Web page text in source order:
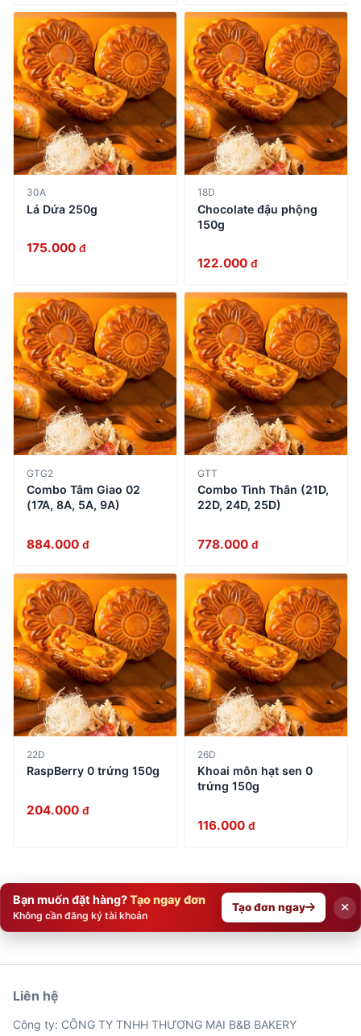
30A
Lá Dứa 250g
175.000 đ
18D
Chocolate đậu phộng
150g
122.000 đ
GTG2
Combo Tâm Giao 02
(17A, 8A, 5A, 9A)
884.000 đ
GTT
Combo Tình Thân (21D,
22D, 24D, 25D)
778.000 đ
22D
RaspBerry 0 trứng 150g
204.000 đ
26D
Khoai môn hạt sen 0
trứng 150g
116.000 đ
Bạn muốn đặt hàng?Tạo ngay đơn
Không cần đăng ký tài khoản
Tạo đơn ngay
Liên hệ
Công ty: CÔNG TY TNHH THƯƠNG MẠI B&B BAKERY